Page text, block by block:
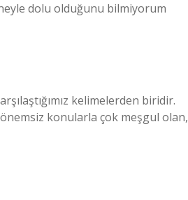
dolu olduğunu bilmiyorum
kelimelerden biridir.
konularla çok meşgul olan,